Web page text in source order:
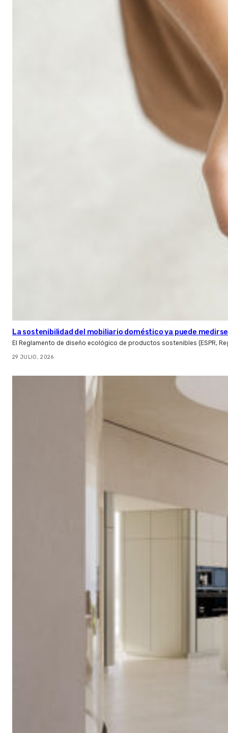
La sostenibilidad del mobiliario doméstico ya puede
El Reglamento de diseño ecológico de productos sostenibles (ESPR,
29 JULIO, 2026